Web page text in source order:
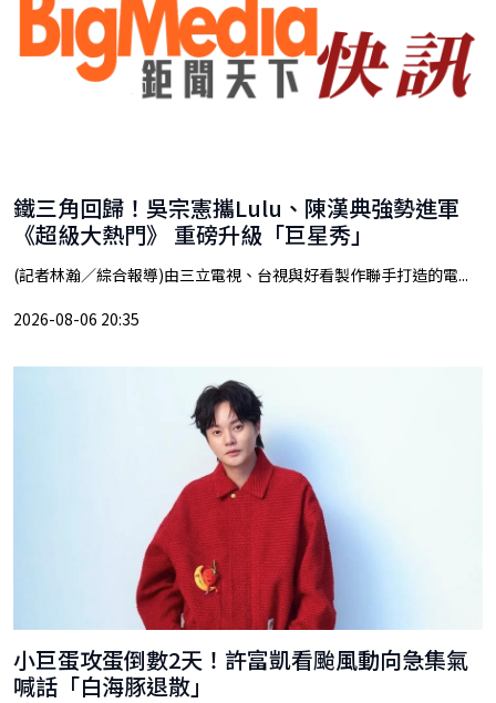
鐵三角回歸！吳宗憲攜Lulu、陳漢典強勢進軍
《超級大熱門》 重磅升級「巨星秀」
(記者林瀚／綜合報導)由三立電視、台視與好看製作聯手打造的電...
2026-08-06 20:35
小巨蛋攻蛋倒數2天！許富凱看颱風動向急集氣
喊話「白海豚退散」